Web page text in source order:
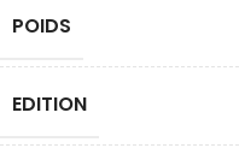
POIDS
EDITION